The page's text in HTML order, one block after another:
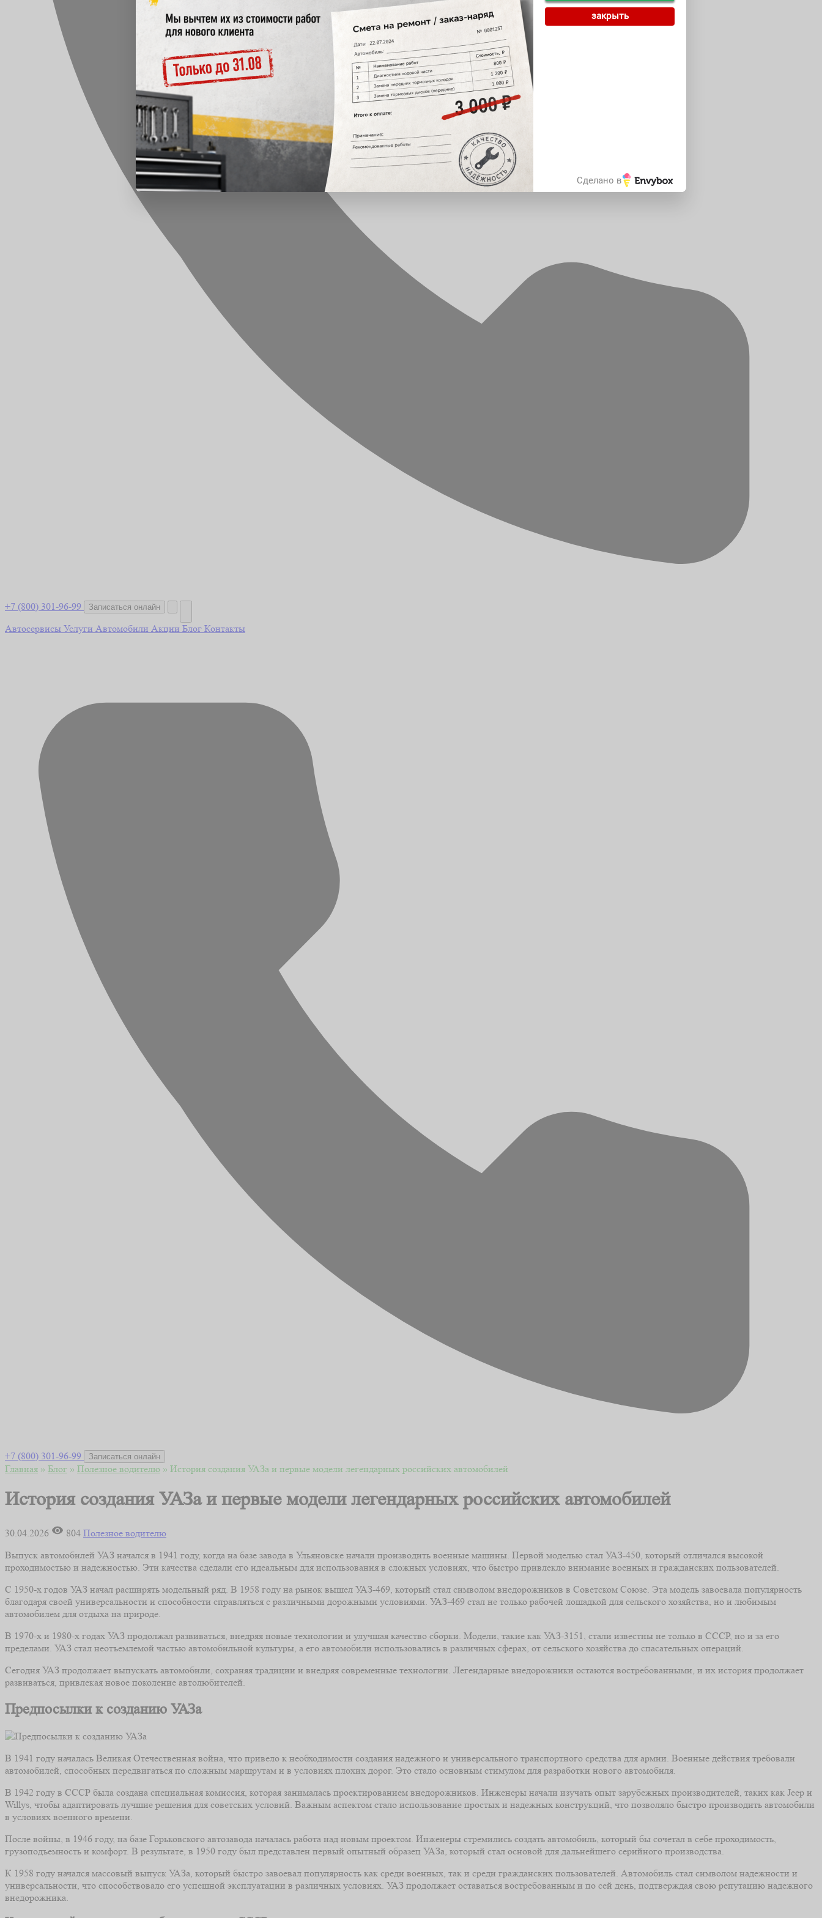
+7 (800) 301-96-99 Записаться онлайн
Автосервисы Услуги Автомобили Акции Блог Контакты
+7 (800) 301-96-99 Записаться онлайн
Главная » Блог » Полезное водителю » История создания УАЗа и первые модели легендарных российских автомобилей
История создания УАЗа и первые модели легендарных российских автомобилей
30.04.2026 804 Полезное водителю
Выпуск автомобилей УАЗ начался в 1941 году, когда на базе завода в Ульяновске начали производить военные машины. Первой моделью стал УАЗ-450, который отличался высокой
проходимостью и надежностью. Эти качества сделали его идеальным для использования в сложных условиях, что быстро привлекло внимание военных и гражданских пользователей.
С 1950-х годов УАЗ начал расширять модельный ряд. В 1958 году на рынок вышел УАЗ-469, который стал символом внедорожников в Советском Союзе. Эта модель завоевала популярность
благодаря своей универсальности и способности справляться с различными дорожными условиями. УАЗ-469 стал не только рабочей лошадкой для сельского хозяйства, но и любимым
автомобилем для отдыха на природе.
В 1970-х и 1980-х годах УАЗ продолжал развиваться, внедряя новые технологии и улучшая качество сборки. Модели, такие как УАЗ-3151, стали известны не только в СССР, но и за его
пределами. УАЗ стал неотъемлемой частью автомобильной культуры, а его автомобили использовались в различных сферах, от сельского хозяйства до спасательных операций.
Сегодня УАЗ продолжает выпускать автомобили, сохраняя традиции и внедряя современные технологии. Легендарные внедорожники остаются востребованными, и их история продолжает
развиваться, привлекая новое поколение автолюбителей.
Предпосылки к созданию УАЗа
В 1941 году началась Великая Отечественная война, что привело к необходимости создания надежного и универсального транспортного средства для армии. Военные действия требовали
автомобилей, способных передвигаться по сложным маршрутам и в условиях плохих дорог. Это стало основным стимулом для разработки нового автомобиля.
В 1942 году в СССР была создана специальная комиссия, которая занималась проектированием внедорожников. Инженеры начали изучать опыт зарубежных производителей, таких как Jeep и
Willys, чтобы адаптировать лучшие решения для советских условий. Важным аспектом стало использование простых и надежных конструкций, что позволяло быстро производить автомобили
в условиях военного времени.
После войны, в 1946 году, на базе Горьковского автозавода началась работа над новым проектом. Инженеры стремились создать автомобиль, который бы сочетал в себе проходимость,
грузоподъемность и комфорт. В результате, в 1950 году был представлен первый опытный образец УАЗа, который стал основой для дальнейшего серийного производства.
К 1958 году начался массовый выпуск УАЗа, который быстро завоевал популярность как среди военных, так и среди гражданских пользователей. Автомобиль стал символом надежности и
универсальности, что способствовало его успешной эксплуатации в различных условиях. УАЗ продолжает оставаться востребованным и по сей день, подтверждая свою репутацию надежного
внедорожника.
закрыть
Сделано в